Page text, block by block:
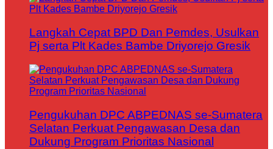
Langkah Cepat BPD Dan Pemdes, Usulkan
Pj serta Plt Kades Bambe Driyorejo Gresik
Pengukuhan DPC ABPEDNAS se-Sumatera
Selatan Perkuat Pengawasan Desa dan
Dukung Program Prioritas Nasional